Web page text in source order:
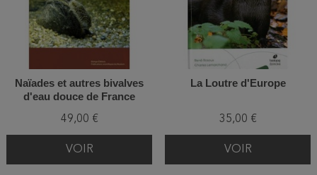
Naïades et autres bivalves
d'eau douce de France
49,00 €
VOIR
La Loutre d'Europe
35,00 €
VOIR